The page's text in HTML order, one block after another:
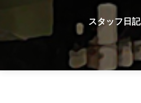
スタッフ日記